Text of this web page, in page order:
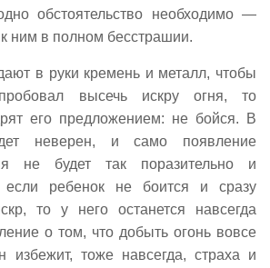
обстоятельство необходимо —
ним в полном бесстрашии.
в руки кремень и металл, чтобы
высечь искру огня, то
его предложением: не бойся. В
неверен, и само появление
не будет так поразительно и
если ребенок не боится и сразу
то у него останется навсегда
о том, что добыть огонь вовсе
избежит, тоже навсегда, страха и